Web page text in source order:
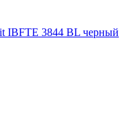
IBFTE 3844 BL черный